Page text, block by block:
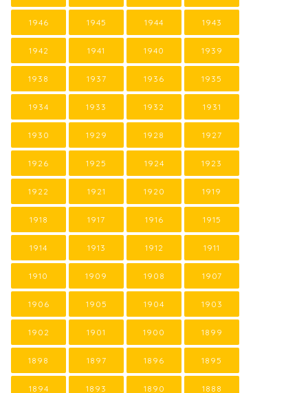
1946 1945 1944 1943
1942 1941 1940 1939
1938 1937 1936 1935
1934 1933 1932 1931
1930 1929 1928 1927
1926 1925 1924 1923
1922 1921 1920 1919
1918 1917 1916 1915
1914 1913 1912 1911
1910 1909 1908 1907
1906 1905 1904 1903
1902 1901 1900 1899
1898 1897 1896 1895
1894 1893 1890 1888